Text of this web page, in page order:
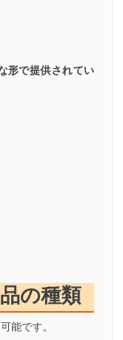
形で提供されてい
の種類
能です。